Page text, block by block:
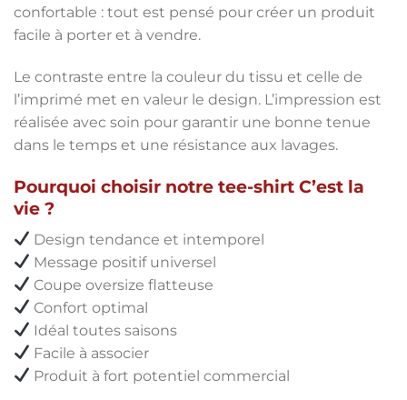
confortable : tout est pensé pour créer un produit
facile à porter et à vendre.
Le contraste entre la couleur du tissu et celle de
l’imprimé met en valeur le design. L’impression est
réalisée avec soin pour garantir une bonne tenue
dans le temps et une résistance aux lavages.
Pourquoi choisir notre tee-shirt C’est la
vie ?
Design tendance et intemporel
Message positif universel
Coupe oversize flatteuse
Confort optimal
Idéal toutes saisons
Facile à associer
Produit à fort potentiel commercial